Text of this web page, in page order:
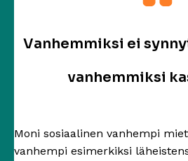
Vanhemmiksi ei
vanhemmiksi
Moni sosiaalinen vanhempi
vanhempi esimerkiksi